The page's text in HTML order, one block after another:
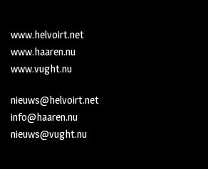
www.helvoirt.net
www.haaren.nu
www.vught.nu
nieuws@helvoirt.net
info@haaren.nu
nieuws@vught.nu